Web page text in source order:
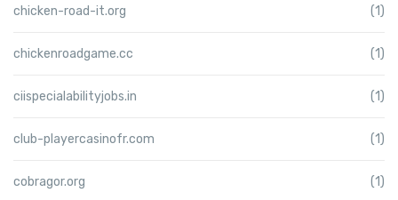
chicken-road-it.org (1)
chickenroadgame.cc (1)
ciispecialabilityjobs.in (1)
club-playercasinofr.com (1)
cobragor.org (1)